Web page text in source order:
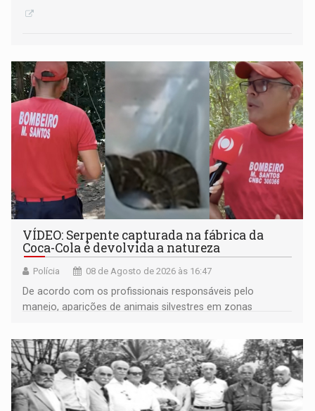
VÍDEO: Serpente capturada na fábrica da
Coca-Cola é devolvida a natureza
Polícia 08 de Agosto de 2026 às 16:47
De acordo com os profissionais responsáveis pelo
manejo, aparições de animais silvestres em zonas